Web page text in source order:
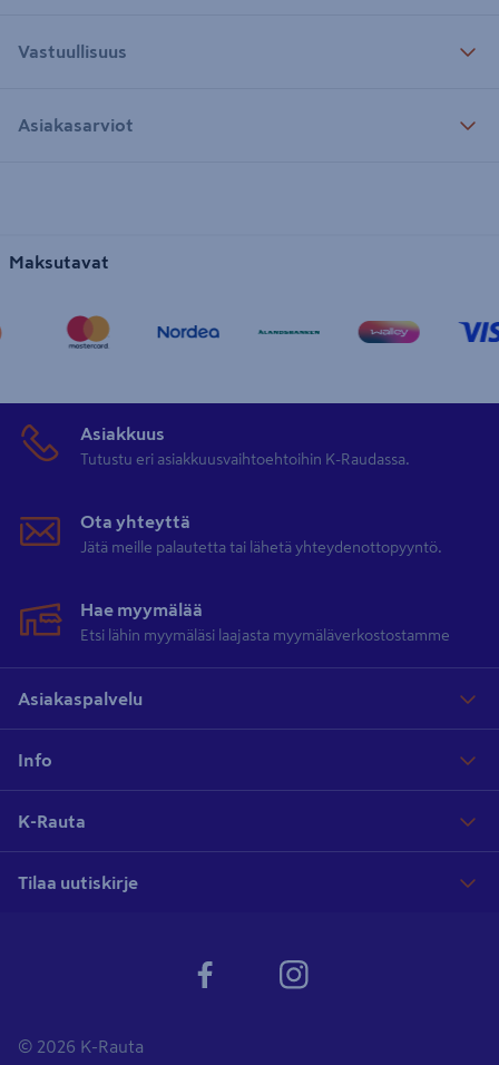
Vastuullisuus
Asiakasarviot
Maksutavat
Asiakkuus
Tutustu eri asiakkuusvaihtoehtoihin K-Raudassa.
Ota yhteyttä
Jätä meille palautetta tai lähetä yhteydenottopyyntö.
Hae myymälää
Etsi lähin myymäläsi laajasta myymäläverkostostamme
Asiakaspalvelu
Info
K-Rauta
Tilaa uutiskirje
© 2026 K-Rauta